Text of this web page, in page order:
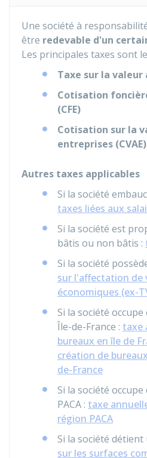
Une société à
être redevable d'un
Les principales taxes sont
Taxe sur la valeur
Cotisation
(CFE)
Cotisation sur la
entreprises (CVAE)
Autres taxes applicables
Si la société
taxes liées aux
Si la société est
bâtis ou non bâtis :
Si la société
sur l'affectation de
économiques (ex-
Si la société
Île-de-France : taxe
bureaux en île de
création de
de-France
Si la société
PACA : taxe
région PACA
Si la société détient
sur les surfaces